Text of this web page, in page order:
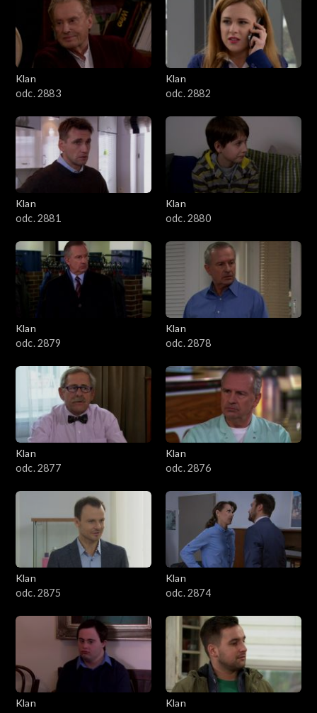
1801–1900
1701–1800
1601–1700
1501–1600
1401–1500
1301–1400
1201–1300
1101–1200
1001–1100
901–1000
801–900
701–800
601–700
501–600
301–400
201–300
101–200
Klan
odc. 2883
Klan
odc. 2882
Klan
odc. 2881
Klan
odc. 2880
Klan
odc. 2879
Klan
odc. 2878
Klan
odc. 2877
Klan
odc. 2876
Klan
odc. 2875
Klan
odc. 2874
Klan
Klan